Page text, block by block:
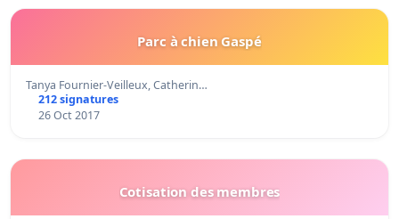
Parc à chien Gaspé
Tanya Fournier-Veilleux, Catherin…
212 signatures
26 Oct 2017
Cotisation des membres